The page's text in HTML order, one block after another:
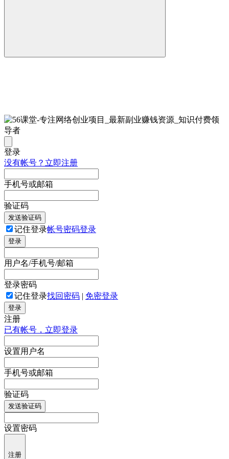
登录
没有帐号？立即注册
手机号或邮箱
验证码
发送验证码
记住登录帐号密码登录
登录
用户名/手机号/邮箱
登录密码
记住登录找回密码 | 免密登录
登录
注册
已有帐号，立即登录
设置用户名
手机号或邮箱
验证码
发送验证码
设置密码
注册